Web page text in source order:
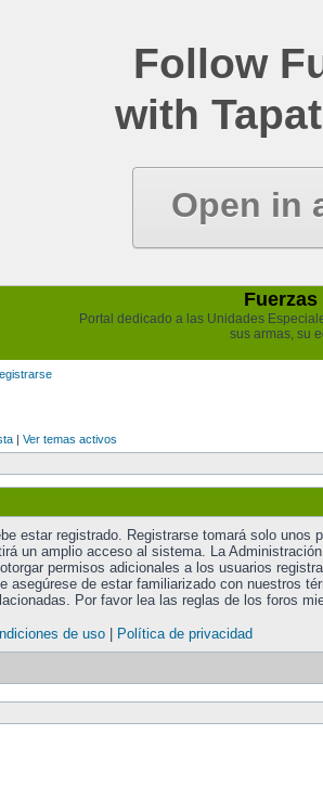
Follow
with
Open in
Portal dedicado a las Unidades
sus armas, su
| Ver temas activos
estar registrado. Registrarse tomará solo unos
un amplio acceso al sistema. La
permisos adicionales a los usuarios
asegúrese de estar familiarizado con nuestros
Por favor lea las reglas de los foros
de uso| Política de privacidad